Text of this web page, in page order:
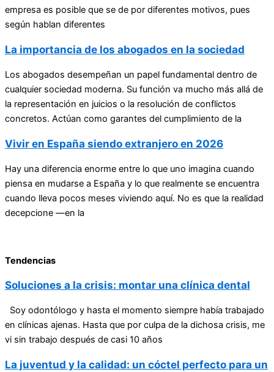
empresa es posible que se de por diferentes motivos, pues
según hablan diferentes
La importancia de los abogados en la sociedad
Los abogados desempeñan un papel fundamental dentro de
cualquier sociedad moderna. Su función va mucho más allá de
la representación en juicios o la resolución de conflictos
concretos. Actúan como garantes del cumplimiento de la
Vivir en España siendo extranjero en 2026
Hay una diferencia enorme entre lo que uno imagina cuando
piensa en mudarse a España y lo que realmente se encuentra
cuando lleva pocos meses viviendo aquí. No es que la realidad
decepcione —en la
Tendencias
Soluciones a la crisis: montar una clínica dental
Soy odontólogo y hasta el momento siempre había trabajado
en clínicas ajenas. Hasta que por culpa de la dichosa crisis, me
vi sin trabajo después de casi 10 años
La juventud y la calidad: un cóctel perfecto para un